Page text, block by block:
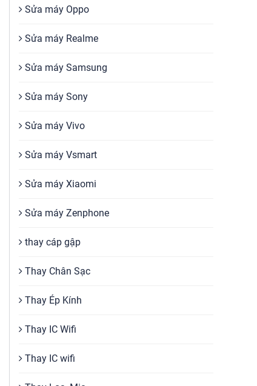
Sửa máy Oppo
Sửa máy Realme
Sửa máy Samsung
Sửa máy Sony
Sửa máy Vivo
Sửa máy Vsmart
Sửa máy Xiaomi
Sửa máy Zenphone
thay cáp gập
Thay Chân Sạc
Thay Ép Kính
Thay IC Wifi
Thay IC wifi